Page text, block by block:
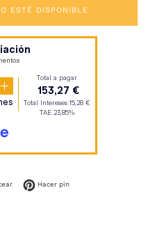
ESTÉ DISPONIBLE
Facebook
Tuitear en Twitter
Hacer pinPinear en Pinterest